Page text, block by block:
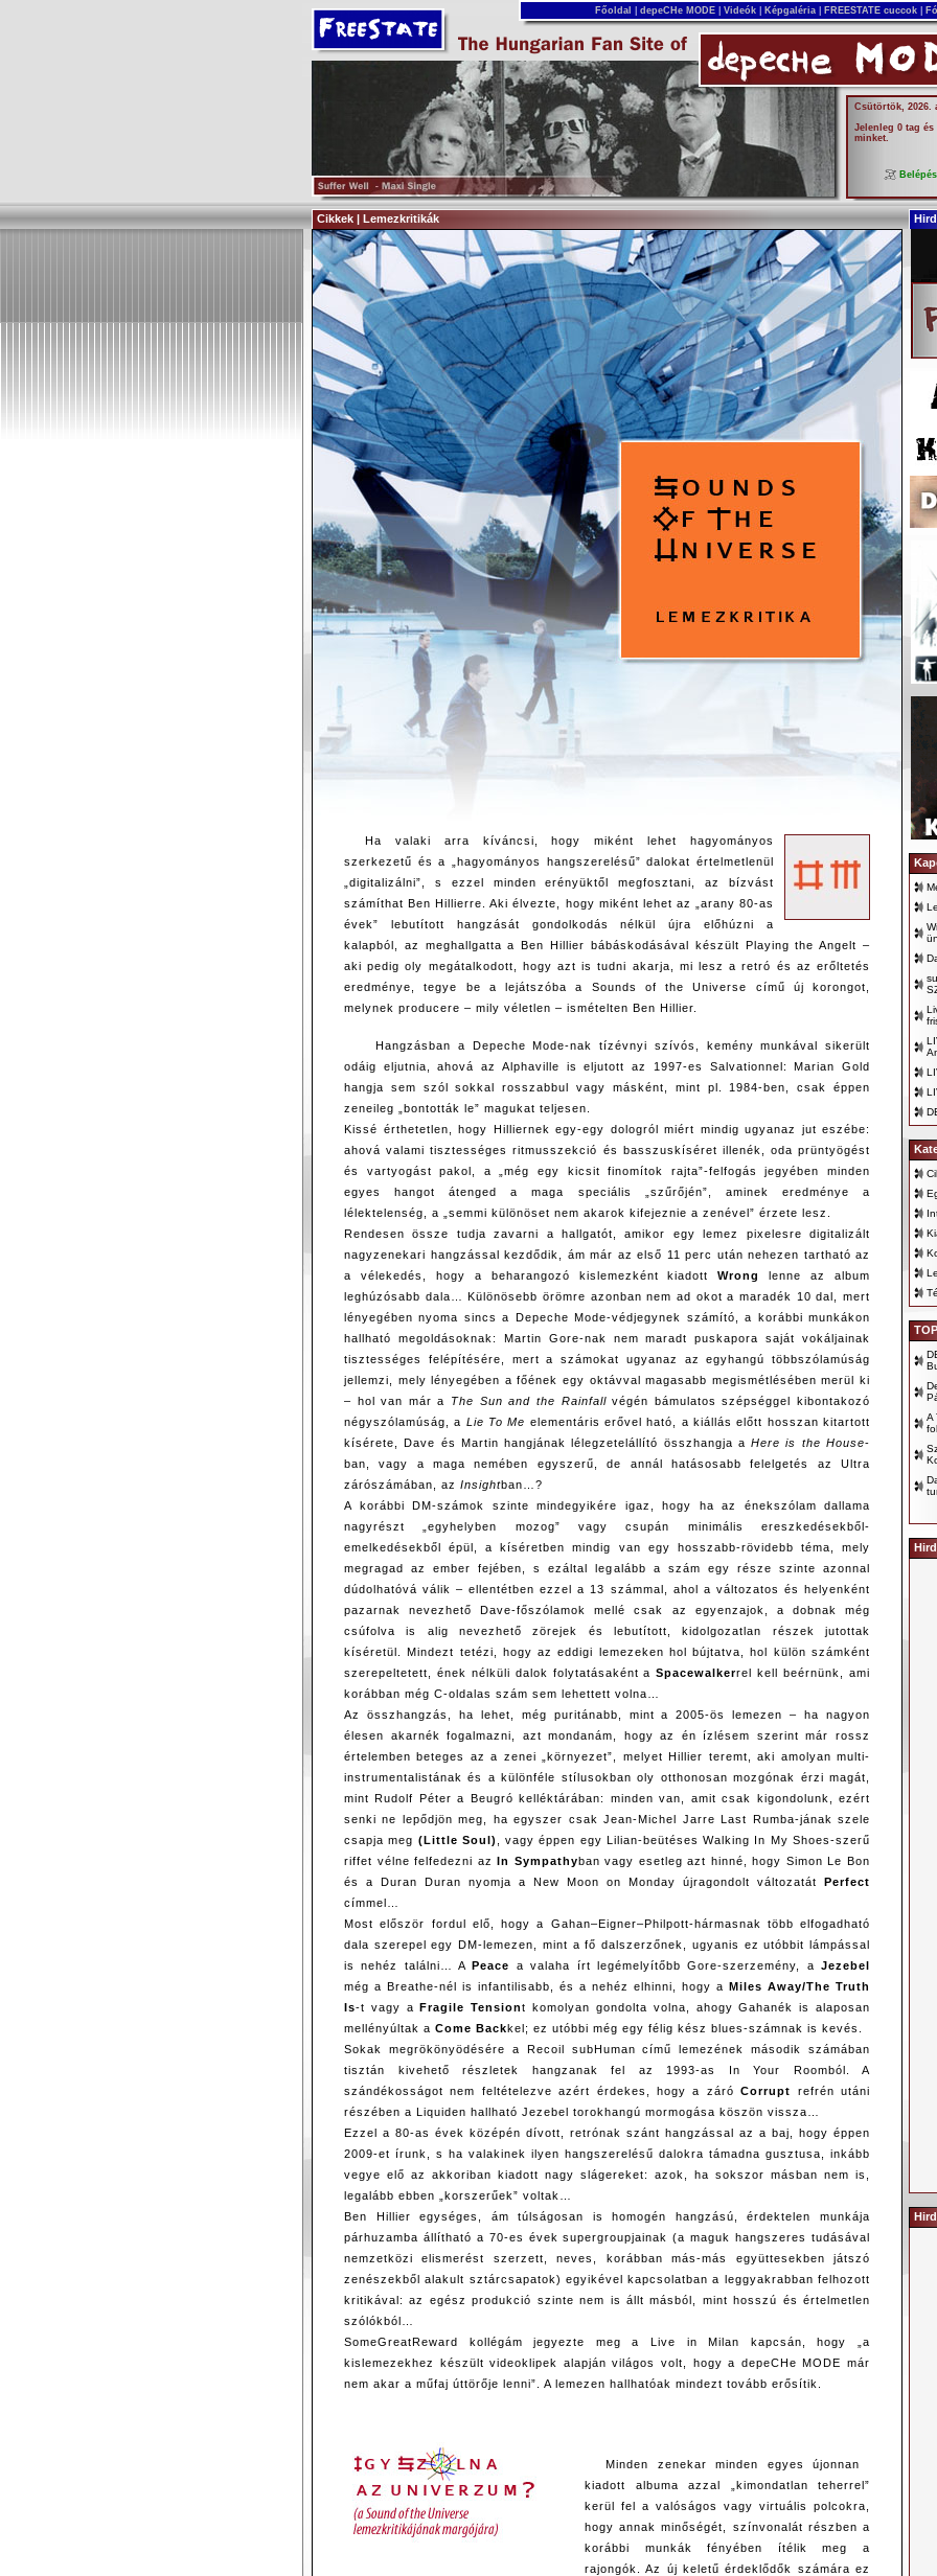
Főoldal depeCHe MODE Videók Képgaléria FREESTATE cuccok
Csütörtök, 2026.
Jelenleg 0 tag és
minket.
Cikkek | Lemezkritikák
Ha valaki arra kíváncsi, hogy miként lehet hagyományos
szerkezetű és a „hagyományos hangszerelésű” dalokat értelmetlenül
„digitalizálni”, s ezzel minden erényüktől megfosztani, az bízvást
számíthat Ben Hillierre. Aki élvezte, hogy miként lehet az „arany 80-as
évek” lebutított hangzását gondolkodás nélkül újra előhúzni a
kalapból, az meghallgatta a Ben Hillier bábáskodásával készült Playing the Angelt –
aki pedig oly megátalkodott, hogy azt is tudni akarja, mi lesz a retró és az erőltetés
eredménye, tegye be a lejátszóba a Sounds of the Universe című új korongot,
melynek producere – mily véletlen – ismételten Ben Hillier.
Hangzásban a Depeche Mode-nak tízévnyi szívós, kemény munkával sikerült
odáig eljutnia, ahová az Alphaville is eljutott az 1997-es Salvationnel: Marian Gold
hangja sem szól sokkal rosszabbul vagy másként, mint pl. 1984-ben, csak éppen
zeneileg „bontották le” magukat teljesen.
Kissé érthetetlen, hogy Hilliernek egy-egy dologról miért mindig ugyanaz jut eszébe:
ahová valami tisztességes ritmusszekció és basszuskíséret illenék, oda prüntyögést
és vartyogást pakol, a „még egy kicsit finomítok rajta”-felfogás jegyében minden
egyes hangot átenged a maga speciális „szűrőjén”, aminek eredménye a
lélektelenség, a „semmi különöset nem akarok kifejeznie a zenével” érzete lesz.
Rendesen össze tudja zavarni a hallgatót, amikor egy lemez pixelesre digitalizált
nagyzenekari hangzással kezdődik, ám már az első 11 perc után nehezen tartható az
a vélekedés, hogy a beharangozó kislemezként kiadottWrong
lenne az album
leghúzósabb dala… Különösebb örömre azonban nem ad okot a maradék 10 dal, mert
lényegében nyoma sincs a Depeche Mode-védjegynek számító, a korábbi munkákon
hallható megoldásoknak: Martin Gore-nak nem maradt puskapora saját vokáljainak
tisztességes felépítésére, mert a számokat ugyanaz az egyhangú többszólamúság
jellemzi, mely lényegében a főének egy oktávval magasabb megismétlésében merül ki
– hol van már a The Sun and the Rainfallvégén bámulatos szépséggel kibontakozó
négyszólamúság, a Lie To Me elementáris erővel ható, a kiállás előtt hosszan kitartott
kísérete, Dave és Martin hangjának lélegzetelállító összhangja aHere is the House-
ban, vagy a maga nemében egyszerű, de annál hatásosabb felelgetés az Ultra
zárószámában, az Insightban…?
A korábbi DM-számok szinte mindegyikére igaz, hogy ha az énekszólam dallama
nagyrészt „egyhelyben mozog” vagy csupán minimális ereszkedésekből-
emelkedésekből épül, a kíséretben mindig van egy hosszabb-rövidebb téma, mely
megragad az ember fejében, s ezáltal legalább a szám egy része szinte azonnal
dúdolhatóvá válik – ellentétben ezzel a 13 számmal, ahol a változatos és helyenként
pazarnak nevezhető Dave-főszólamok mellé csak az egyenzajok, a dobnak még
csúfolva is alig nevezhető zörejek és lebutított, kidolgozatlan részek jutottak
kíséretül. Mindezt tetézi, hogy az eddigi lemezeken hol bújtatva, hol külön számként
szerepeltetett, ének nélküli dalok folytatásaként aSpacewalkerrel kell beérnünk, ami
korábban még C-oldalas szám sem lehettett volna…
Az összhangzás, ha lehet, még puritánabb, mint a 2005-ös lemezen – ha nagyon
élesen akarnék fogalmazni, azt mondanám, hogy az én ízlésem szerint már rossz
értelemben beteges az a zenei „környezet”, melyet Hillier teremt, aki amolyan multi-
instrumentalistának és a különféle stílusokban oly otthonosan mozgónak érzi magát,
mint Rudolf Péter a Beugró kelléktárában: minden van, amit csak kigondolunk, ezért
senki ne lepődjön meg, ha egyszer csak Jean-Michel Jarre Last Rumba-jának szele
csapja meg (Little Soul)
, vagy éppen egy Lilian-beütéses Walking In My Shoes-szerű
riffet vélne felfedezni az
In Sympathyban vagy esetleg azt hinné, hogy Simon Le Bon
és a Duran Duran nyomja a New Moon on Monday újragondolt változatát
Perfect
címmel…
Most először fordul elő, hogy a Gahan–Eigner–Philpott-hármasnak több elfogadható
dala szerepel egy DM-lemezen, mint a fő dalszerzőnek, ugyanis ez utóbbit lámpással
is nehéz találni… A
Peace a valaha írt legémelyítőbb Gore-szerzemény, aJezebel
még a Breathe-nél is infantilisabb, és a nehéz elhinni, hogy a
Miles Away/The Truth
Is-t vagy a Fragile Tensiont komolyan gondolta volna, ahogy Gahanék is alaposan
mellényúltak a Come Backkel; ez utóbbi még egy félig kész blues-számnak is kevés.
Sokak megrökönyödésére a Recoil subHuman című lemezének második számában
tisztán kivehető részletek hangzanak fel az 1993-as In Your Roomból. A
szándékosságot nem feltételezve azért érdekes, hogy a záróCorrupt
refrén utáni
részében a Liquiden hallható Jezebel torokhangú mormogása köszön vissza…
Ezzel a 80-as évek középén dívott, retrónak szánt hangzással az a baj, hogy éppen
2009-et írunk, s ha valakinek ilyen hangszerelésű dalokra támadna gusztusa, inkább
vegye elő az akkoriban kiadott nagy slágereket: azok, ha sokszor másban nem is,
legalább ebben „korszerűek” voltak…
Ben Hillier egységes, ám túlságosan is homogén hangzású, érdektelen munkája
párhuzamba állítható a 70-es évek supergroupjainak (a maguk hangszeres tudásával
nemzetközi elismerést szerzett, neves, korábban más-más együttesekben játszó
zenészekből alakult sztárcsapatok) egyikével kapcsolatban a leggyakrabban felhozott
kritikával: az egész produkció szinte nem is állt másból, mint hosszú és értelmetlen
szólókból…
SomeGreatReward kollégám jegyezte meg a Live in Milan kapcsán, hogy „a
kislemezekhez készült videoklipek alapján világos volt, hogy a depeCHe MODE már
nem akar a műfaj úttörője lenni”. A lemezen hallhatóak mindezt tovább erősítik.
Minden zenekar minden egyes újonnan
kiadott albuma azzal „kimondatlan teherrel”
kerül fel a valóságos vagy virtuális polcokra,
hogy annak minőségét, színvonalát részben a
korábbi munkák fényében ítélik meg a
rajongók. Az új keletű érdeklődők számára ez
A